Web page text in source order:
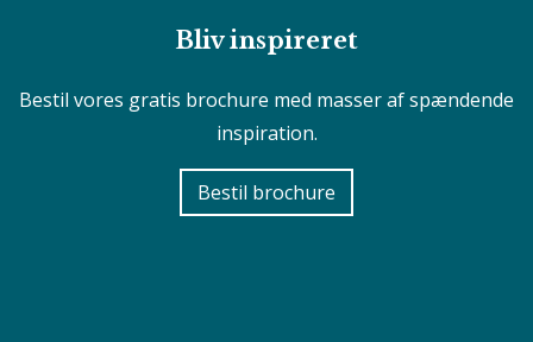
Bliv inspireret
Bestil vores gratis brochure med masser af spændende
inspiration.
Bestil brochure